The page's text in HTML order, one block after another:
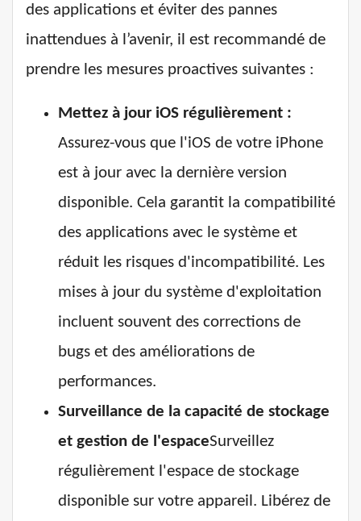
des applications et éviter des pannes
inattendues à l’avenir, il est recommandé de
prendre les mesures proactives suivantes :
Mettez à jour iOS régulièrement :
Assurez-vous que l'iOS de votre iPhone
est à jour avec la dernière version
disponible. Cela garantit la compatibilité
des applications avec le système et
réduit les risques d'incompatibilité. Les
mises à jour du système d'exploitation
incluent souvent des corrections de
bugs et des améliorations de
performances.
Surveillance de la capacité de stockage
et gestion de l'espaceSurveillez
régulièrement l'espace de stockage
disponible sur votre appareil. Libérez de